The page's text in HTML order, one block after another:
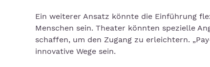
Ein weiterer Ansatz könnte die Einführung
Menschen sein. Theater könnten spezielle
schaffen, um den Zugang zu erleichtern.
innovative Wege sein.